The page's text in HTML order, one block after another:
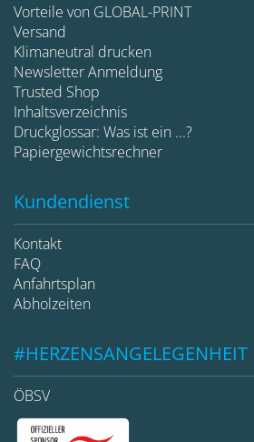
Vorteile von GLOBAL-PRINT
Versand
Klimaneutral drucken
Newsletter Anmeldung
Trusted Shop
Inhaltsverzeichnis
Druckglossar: Was ist ein ...?
Papiergewichtsrechner
Kundendienst
Kontakt
FAQ
Anfahrtsplan
Abholzeiten
#HERZENSANGELEGENHEIT
ÖBSV